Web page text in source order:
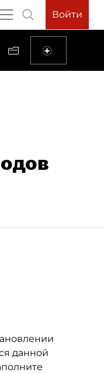
Войти
данной